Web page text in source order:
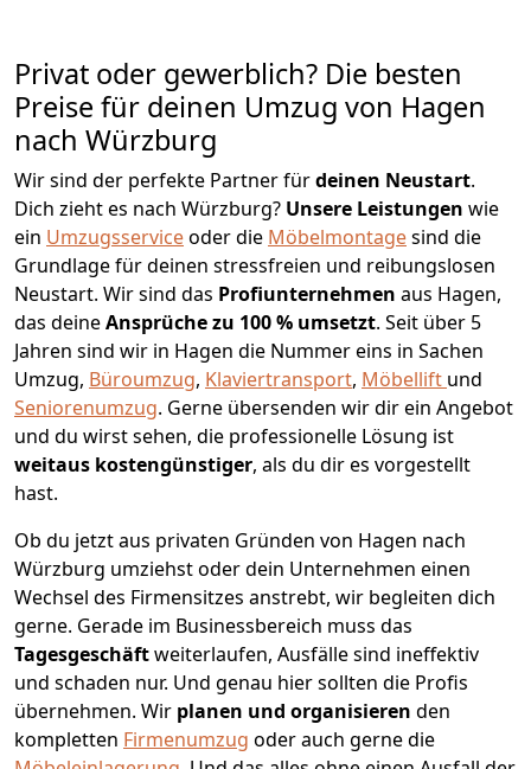
Privat oder gewerblich? Die besten
Preise für deinen Umzug von Hagen
nach Würzburg
Wir sind der perfekte Partner fürdeinen Neustart.
Dich zieht es nach Würzburg? Unsere Leistungen wie
ein Umzugsserviceoder die Möbelmontagesind die
Grundlage für deinen stressfreien und reibungslosen
Neustart. Wir sind das Profiunternehmen aus Hagen,
das deineAnsprüche zu 100 % umsetzt. Seit über 5
Jahren sind wir in Hagen die Nummer eins in Sachen
Umzug, Büroumzug, Klaviertransport, Möbellift und
Seniorenumzug. Gerne übersenden wir dir ein Angebot
und du wirst sehen, die professionelle Lösung ist
weitaus kostengünstiger, als du dir es vorgestellt
hast.
Ob du jetzt aus privaten Gründen von Hagen nach
Würzburg umziehst oder dein Unternehmen einen
Wechsel des Firmensitzes anstrebt, wir begleiten dich
gerne. Gerade im Businessbereich muss das
Tagesgeschäftweiterlaufen, Ausfälle sind ineffektiv
und schaden nur. Und genau hier sollten die Profis
übernehmen. Wir planen und organisieren den
kompletten Firmenumzug oder auch gerne die